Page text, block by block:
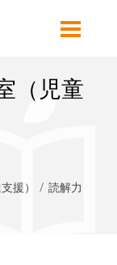
（児童
援）
読解力